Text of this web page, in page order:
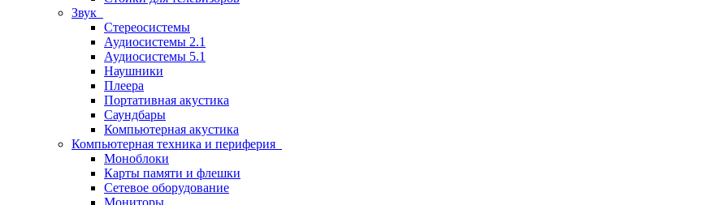
Звук
Стереосистемы
Аудиосистемы 2.1
Аудиосистемы 5.1
Наушники
Плеера
Портативная акустика
Саундбары
Компьютерная акустика
Компьютерная техника и периферия
Моноблоки
Карты памяти и флешки
Сетевое оборудование
Мониторы